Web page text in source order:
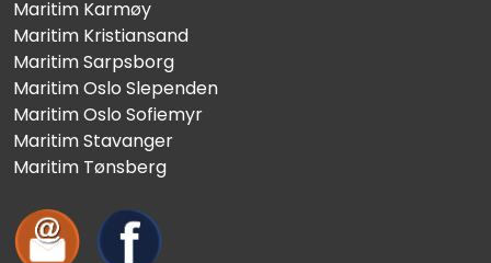
Maritim Karmøy
Maritim Kristiansand
Maritim Sarpsborg
Maritim Oslo Slependen
Maritim Oslo Sofiemyr
Maritim Stavanger
Maritim Tønsberg